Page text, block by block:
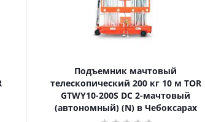
Подъемник мачтовый
телескопический 200 кг 10 м TOR
GTWY10-200S DC 2-мачтовый
(автономный) (N) в Чебоксарах